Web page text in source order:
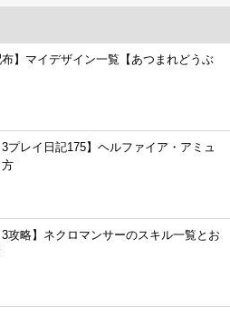
布】マイデザイン一覧【あつまれどうぶ
3プレイ日記175】ヘルファイア・アミュ
方
3攻略】ネクロマンサーのスキル一覧とお